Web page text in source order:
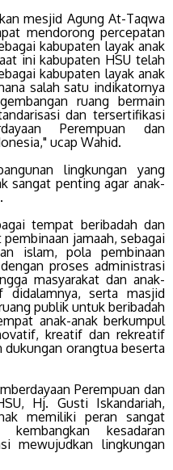
mesjid Agung At-Taqwa
mendorong percepatan
kabupaten layak anak
ini kabupaten HSU telah
kabupaten layak anak
salah satu indikatornya
ruang bermain
dan tersertifikasi
Perempuan dan
ucap Wahid.
lingkungan yang
sangat penting agar anak-
tempat beribadah dan
jamaah, sebagai
islam, pola pembinaan
proses administrasi
masyarakat dan anak-
didalamnya, serta masjid
publik untuk beribadah
anak-anak berkumpul
kreatif dan rekreatif
dukungan orangtua beserta
Perempuan dan
Hj. Gusti Iskandariah,
memiliki peran sangat
kesadaran
mewujudkan lingkungan